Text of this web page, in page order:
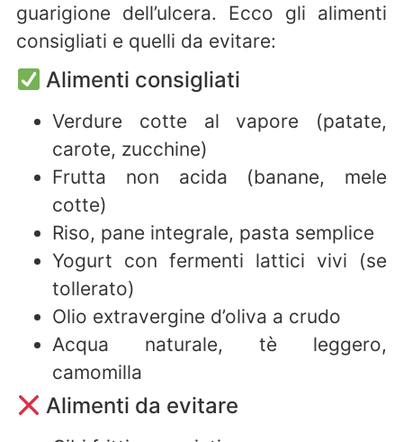
guarigione dell’ulcera. Ecco gli alimenti
consigliati e quelli da evitare:
Alimenti consigliati
Verdure cotte al vapore (patate,
carote, zucchine)
Frutta non acida (banane, mele
cotte)
Riso, pane integrale, pasta semplice
Yogurt con fermenti lattici vivi (se
tollerato)
Olio extravergine d’oliva a crudo
Acqua naturale, tè leggero,
camomilla
Alimenti da evitare